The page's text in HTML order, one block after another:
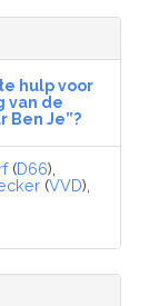
hulp voor
van de
Ben Je”?
(D66),
(VVD),